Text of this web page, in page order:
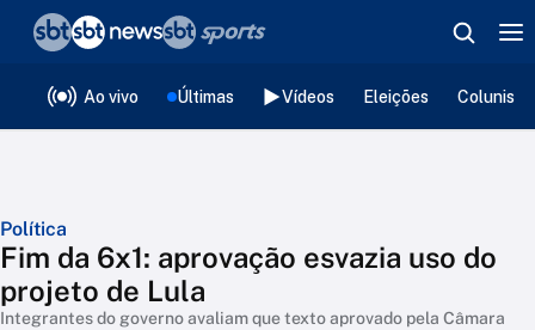
Ao vivo Últimas Vídeos Eleições
Política
Fim da 6x1: aprovação esvazia uso do
projeto de Lula
Integrantes do governo avaliam que texto aprovado pela Câmara
❮voltar
Editorias